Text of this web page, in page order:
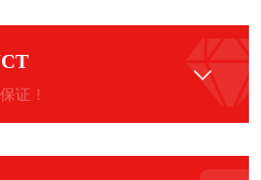
证！